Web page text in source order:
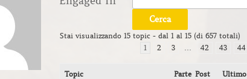
Stai visualizzando 15 topic - dal 1 al 15 (di 657 totali)
1
2 3 42 43 44
Topic
Parte Post
Ultimo